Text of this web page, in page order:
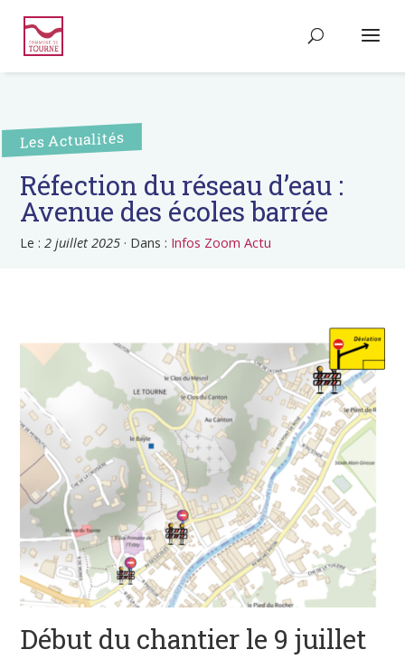
Les Actualités
Réfection du réseau d’eau :
Avenue des écoles barrée
Le :2 juillet 2025 · Dans : Infos Zoom Actu
Début du chantier le 9 juillet